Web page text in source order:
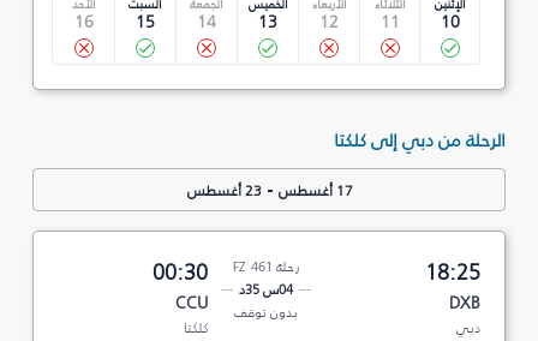
الإثنين
10
الثلاثاء
11
الأربعاء
12
الخميس
13
الجمعة
14
السبت
15
الأحد
16
الرحلة من دبي إلى كلكتا
17 أغسطس -23 أغسطس
18:25
DXB
دبي
رحلة FZ 461
04س 35د
بدون توقف
00:30
CCU
كلكتا